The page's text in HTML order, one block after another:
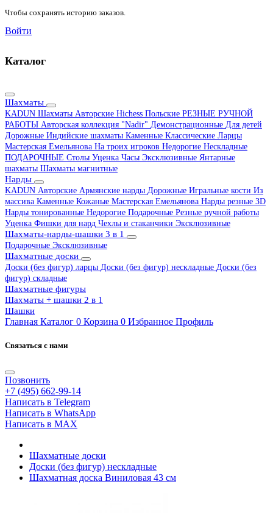
Чтобы сохранять историю заказов.
Войти
Каталог
Шахматы
KADUN Шахматы Авторские Hichess Польские РЕЗНЫЕ РУЧНОЙ
РАБОТЫ Авторская коллекция "Nadir" Демонстрационные Для детей
Дорожные Индийские шахматы Каменные Классические Ларцы
Мастерская Емельянова На троих игроков Недорогие Нескладные
ПОДАРОЧНЫЕ Столы Уценка Часы Эксклюзивные Янтарные
шахматы Шахматы магнитные
Нарды
KADUN Авторские Армянские нарды Дорожные Игральные кости Из
массива Каменные Кожаные Мастерская Емельянова Нарды резные 3D
Нарды тонированные Недорогие Подарочные Резные ручной работы
Уценка Фишки для нард Чехлы и стаканчики Эксклюзивные
Шахматы-нарды-шашки 3 в 1
Подарочные Эксклюзивные
Шахматные доски
Доски (без фигур) ларцы Доски (без фигур) нескладные Доски (без
фигур) складные
Шахматные фигуры
Шахматы + шашки 2 в 1
Шашки
Главная Каталог 0 Корзина 0 Избранное Профиль
Связаться с нами
Позвонить
+7 (495) 662-99-14
Написать в Telegram
Написать в WhatsApp
Написать в MAX
Шахматные доски
Доски (без фигур) нескладные
Шахматная доска Виниловая 43 см